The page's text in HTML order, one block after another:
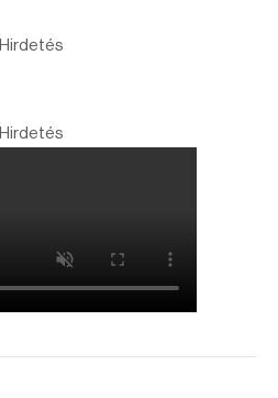
Hirdetés
Hirdetés